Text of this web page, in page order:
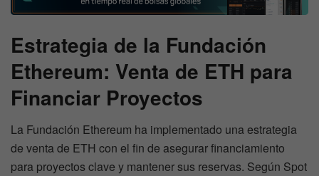
Estrategia de la Fundación
Ethereum: Venta de ETH para
Financiar Proyectos
La Fundación Ethereum ha implementado una estrategia
de venta de ETH con el fin de asegurar financiamiento
para proyectos clave y mantener sus reservas. Según Spot